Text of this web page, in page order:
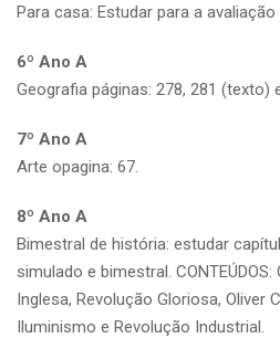
Para casa: Estudar para a
6º Ano A
Geografia páginas: 278, 281 (texto)
7º Ano A
Arte opagina: 67.
8º Ano A
Bimestral de história: estudar
simulado e bimestral.
Inglesa, Revolução Gloriosa, Oliver
Iluminismo e Revolução Industrial.